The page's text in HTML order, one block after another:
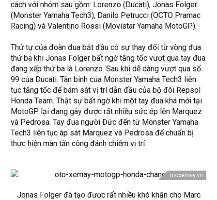
cách với nhóm sau gồm: Lorenzo (Ducati), Jonas Folger
(Monster Yamaha Tech3), Danilo Petrucci (OCTO Pramac
Racing) và Valentino Rossi (Movistar Yamaha MotoGP).
Thứ tự của đoàn đua bắt đầu có sự thay đổi từ vòng đua
thứ ba khi Jonas Folger bất ngờ tăng tốc vượt qua tay đua
đang xếp thứ ba là Lorenzo. Sau khi dễ dàng vượt qua số
99 của Ducati. Tân binh của Monster Yamaha Tech3 liên
tục tăng tốc để bám sát vị trí dẫn đầu của bộ đôi Repsol
Honda Team. Thật sự bất ngờ khi một tay đua khá mới tại
MotoGP lại đang gây được rất nhiều sức ép lên Marquez
và Pedrosa. Tay đua người Đức đến từ Monster Yamaha
Tech3 liên tục áp sát Marquez và Pedrosa để chuẩn bị
thực hiện màn tấn công đánh chiếm vị trí.
Jonas Folger đã tạo được rất nhiều khó khăn cho Marc